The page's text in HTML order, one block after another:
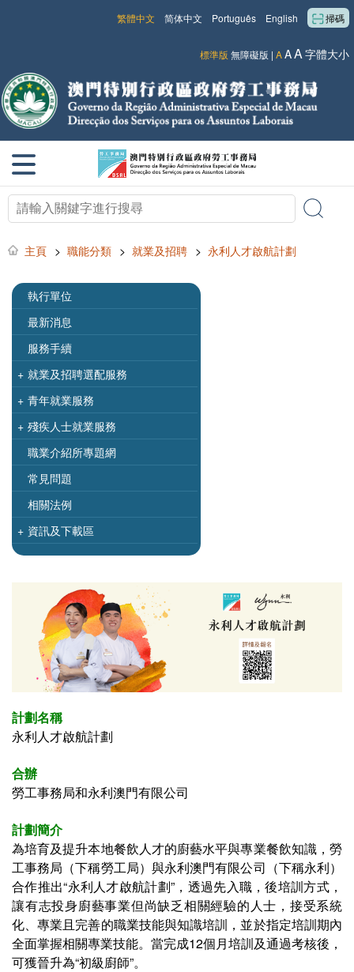
掃碼
English
Português
简体中文
繁體中文
標準版 無障礙版 | AAA字體大小
主頁 > 職能分類 > 就業及招聘 > 永利人才啟航計劃
執行單位
最新消息
服務手續
+ 就業及招聘選配服務
+ 青年就業服務
+ 殘疾人士就業服務
職業介紹所專題網
常見問題
相關法例
+ 資訊及下載區
計劃名稱
永利人才啟航計劃
合辦
勞工事務局和永利澳門有限公司
計劃簡介
為培育及提升本地餐飲人才的廚藝水平與專業餐飲知識，勞
工事務局（下稱勞工局）與永利澳門有限公司（下稱永利）
合作推出“永利人才啟航計劃”，透過先入職，後培訓方式，
讓有志投身廚藝事業但尚缺乏相關經驗的人士，接受系統
化、專業且完善的職業技能與知識培訓，並於指定培訓期內
全面掌握相關專業技能。當完成12個月培訓及通過考核後，
可獲晉升為“初級廚師”。